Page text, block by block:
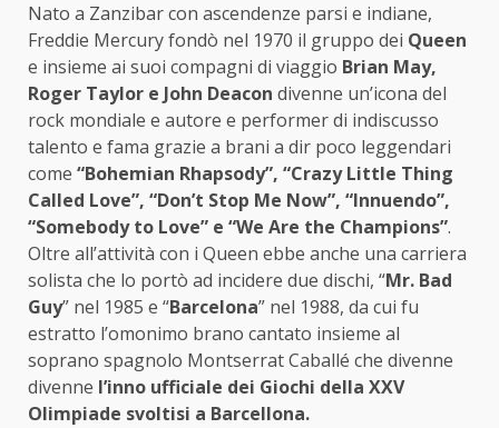
Nato a Zanzibar con ascendenze parsi e indiane,
Freddie Mercury fondò nel 1970 il gruppo dei Queen
e insieme ai suoi compagni di viaggio Brian May,
Roger Taylor e John Deacon divenne un’icona del
rock mondiale e autore e performer di indiscusso
talento e fama grazie a brani a dir poco leggendari
come “Bohemian Rhapsody”, “Crazy Little Thing
Called Love”, “Don’t Stop Me Now”, “Innuendo”,
“Somebody to Love” e “We Are the Champions”.
Oltre all’attività con i Queen ebbe anche una carriera
solista che lo portò ad incidere due dischi, “Mr. Bad
Guy” nel 1985 e “Barcelona” nel 1988, da cui fu
estratto l’omonimo brano cantato insieme al
soprano spagnolo Montserrat Caballé che divenne
divenne l’inno ufficiale dei Giochi della XXV
Olimpiade svoltisi a Barcellona.